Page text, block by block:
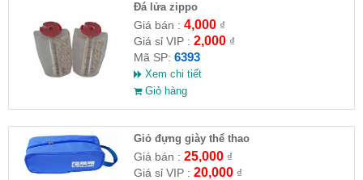
Đá lửa zippo
Giá bán : 4,000₫
Giá sỉ VIP : 2,000₫
Mã SP: 6393
Xem chi tiết
Giỏ hàng
Giỏ đựng giày thể thao
Giá bán : 25,000₫
Giá sỉ VIP : 20,000₫